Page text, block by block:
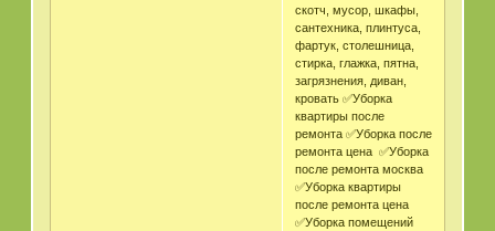
скотч, мусор, шкафы,
сантехника, плинтуса,
фартук, столешница,
стирка, глажка, пятна,
загрязнения, диван,
кровать ✅Уборка
квартиры после
ремонта ✅Уборка после
ремонта цена ✅Уборка
после ремонта москва
✅Уборка квартиры
после ремонта цена
✅Уборка помещений